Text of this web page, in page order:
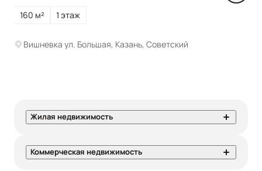
160 м² 1 этаж
Вишневка ул. Большая, Казань, Советский
Жилая недвижимость
Коммерческая недвижимость